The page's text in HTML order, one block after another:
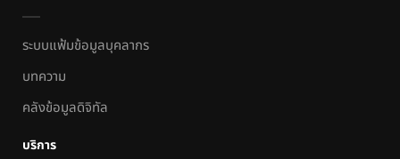
ระบบแฟ้มข้อมูลบุคลากร
บทความ
คลังข้อมูลดิจิทัล
บริการ